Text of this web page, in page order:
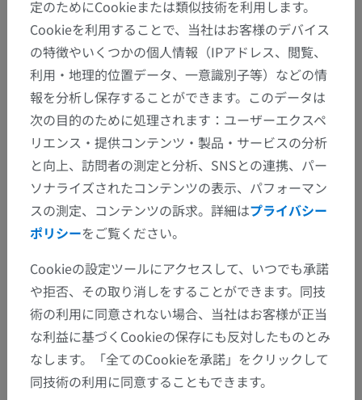
定のためにCookieまたは類似技術を利用します。
Cookieを利用することで、当社はお客様のデバイス
の特徴やいくつかの個人情報（IPアドレス、閲覧、
利用・地理的位置データ、一意識別子等）などの情
報を分析し保存することができます。このデータは
次の目的のために処理されます：ユーザーエクスペ
リエンス・提供コンテンツ・製品・サービスの分析
と向上、訪問者の測定と分析、SNSとの連携、パー
ソナライズされたコンテンツの表示、パフォーマン
スの測定、コンテンツの訴求。詳細はプライバシー
ポリシーをご覧ください。
Cookieの設定ツールにアクセスして、いつでも承諾
や拒否、その取り消しをすることができます。同技
術の利用に同意されない場合、当社はお客様が正当
な利益に基づくCookieの保存にも反対したものとみ
なします。「全てのCookieを承諾」をクリックして
同技術の利用に同意することもできます。